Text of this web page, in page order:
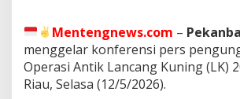
k
o
b
a
d
Mentengnews.com –
menggelar konferensi pers
Operasi Antik Lancang Kuning (LK)
Riau, Selasa (12/5/2026).